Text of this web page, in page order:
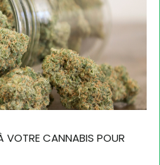
VOTRE CANNABIS POUR